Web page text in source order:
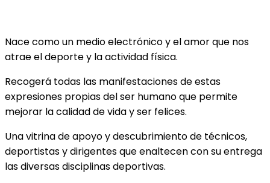
Nace como un medio electrónico y el amor que nos
atrae el deporte y la actividad física.
Recogerá todas las manifestaciones de estas
expresiones propias del ser humano que permite
mejorar la calidad de vida y ser felices.
Una vitrina de apoyo y descubrimiento de técnicos,
deportistas y dirigentes que enaltecen con su entrega
las diversas disciplinas deportivas.